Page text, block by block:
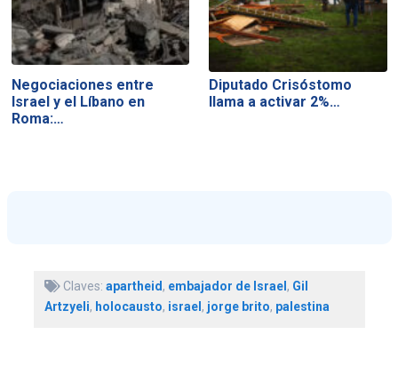
Negociaciones entre
Israel y el Líbano en
Roma:…
Diputado Crisóstomo
llama a activar 2%…
Claves: apartheid, embajador de Israel , Gil
Artzyeli, holocausto, israel , jorge brito, palestina